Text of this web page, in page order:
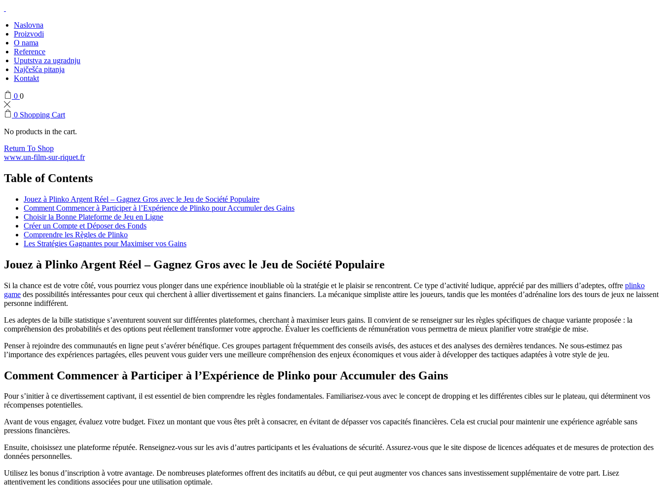
Naslovna
Proizvodi
O nama
Reference
Uputstva za ugradnju
Najčešća pitanja
Kontakt
0 0
0 Shopping Cart
No products in the cart.
Return To Shop
www.un-film-sur-riquet.fr
Table of Contents
Jouez à Plinko Argent Réel – Gagnez Gros avec le Jeu de Société Populaire
Comment Commencer à Participer à l’Expérience de Plinko pour Accumuler des Gains
Choisir la Bonne Plateforme de Jeu en Ligne
Créer un Compte et Déposer des Fonds
Comprendre les Règles de Plinko
Les Stratégies Gagnantes pour Maximiser vos Gains
Jouez à Plinko Argent Réel – Gagnez Gros avec le Jeu de Société Populaire
Si la chance est de votre côté, vous pourriez vous plonger dans une expérience inoubliable où la stratégie et le plaisir se rencontrent. Ce type d’activité ludique, apprécié par des milliers d’adeptes, offre plinko
game des possibilités intéressantes pour ceux qui cherchent à allier divertissement et gains financiers. La mécanique simpliste attire les joueurs, tandis que les montées d’adrénaline lors des tours de jeux ne laissent
personne indifférent.
Les adeptes de la bille statistique s’aventurent souvent sur différentes plateformes, cherchant à maximiser leurs gains. Il convient de se renseigner sur les règles spécifiques de chaque variante proposée : la
compréhension des probabilités et des options peut réellement transformer votre approche. Évaluer les coefficients de rémunération vous permettra de mieux planifier votre stratégie de mise.
Penser à rejoindre des communautés en ligne peut s’avérer bénéfique. Ces groupes partagent fréquemment des conseils avisés, des astuces et des analyses des dernières tendances. Ne sous-estimez pas
l’importance des expériences partagées, elles peuvent vous guider vers une meilleure compréhension des enjeux économiques et vous aider à développer des tactiques adaptées à votre style de jeu.
Comment Commencer à Participer à l’Expérience de Plinko pour Accumuler des Gains
Pour s’initier à ce divertissement captivant, il est essentiel de bien comprendre les règles fondamentales. Familiarisez-vous avec le concept de dropping et les différentes cibles sur le plateau, qui déterminent vos
récompenses potentielles.
Avant de vous engager, évaluez votre budget. Fixez un montant que vous êtes prêt à consacrer, en évitant de dépasser vos capacités financières. Cela est crucial pour maintenir une expérience agréable sans
pressions financières.
Ensuite, choisissez une plateforme réputée. Renseignez-vous sur les avis d’autres participants et les évaluations de sécurité. Assurez-vous que le site dispose de licences adéquates et de mesures de protection des
données personnelles.
Utilisez les bonus d’inscription à votre avantage. De nombreuses plateformes offrent des incitatifs au début, ce qui peut augmenter vos chances sans investissement supplémentaire de votre part. Lisez
attentivement les conditions associées pour une utilisation optimale.